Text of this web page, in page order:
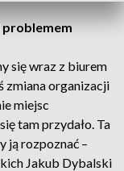
problemem
się wraz z biurem
zmiana organizacji
miejsc
tam przydało. Ta
ją rozpoznać –
Jakub Dybalski